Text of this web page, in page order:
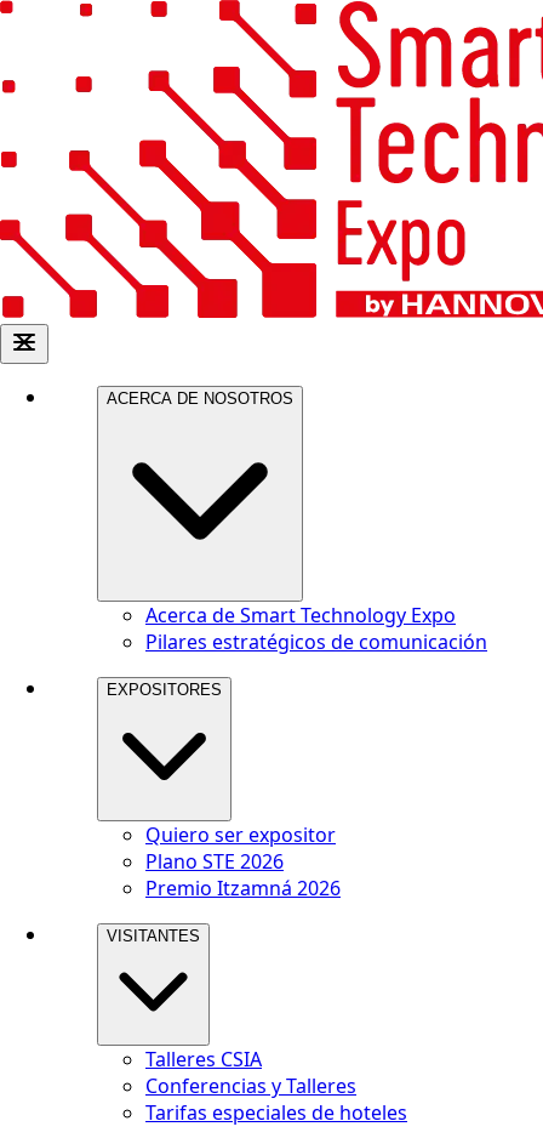
ACERCA DE NOSOTROS
Acerca de Smart Technology Expo
Pilares estratégicos de comunicación
EXPOSITORES
Quiero ser expositor
Plano STE 2026
Premio Itzamná 2026
VISITANTES
Talleres CSIA
Conferencias y Talleres
Tarifas especiales de hoteles